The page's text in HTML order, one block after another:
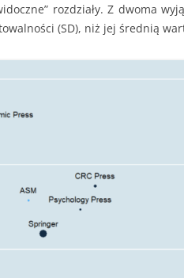
rozdziały. Z dwoma
(SD), niż jej średnią